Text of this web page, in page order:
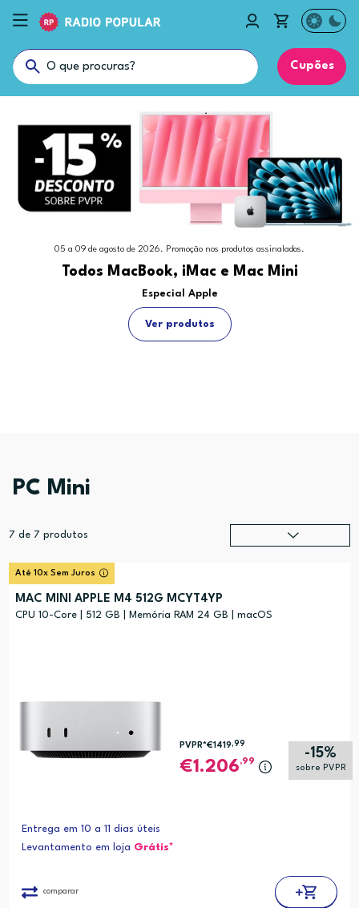
Cupões
05 a 09 de agosto de 2026. Promoção nos produtos assinalados.
Todos MacBook, iMac e Mac Mini
Especial Apple
Ver produtos
PC Mini
7 de 7 produtos
Preço (mais baixo)
Até 10x Sem Juros
MAC MINI APPLE M4 512G MCYT4YP
CPU 10-Core | 512 GB | Memória RAM 24 GB | macOS
-15%
sobre PVPR
PVPR*€1419 ,99
1.206,99
Entrega em 10 a 11 dias úteis
Levantamento em loja Grátis*
comparar